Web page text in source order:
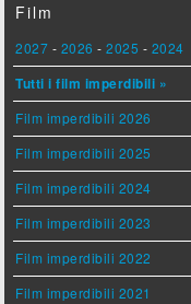
Film
2027 - 2026 -2025 - 2024
Tutti i film imperdibili »
Film imperdibili 2026
Film imperdibili 2025
Film imperdibili 2024
Film imperdibili 2023
Film imperdibili 2022
Film imperdibili 2021